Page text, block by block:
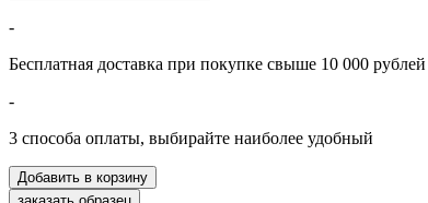
-
Бесплатная доставка при покупке свыше 10 000 рублей
-
3 способа оплаты, выбирайте наиболее удобный